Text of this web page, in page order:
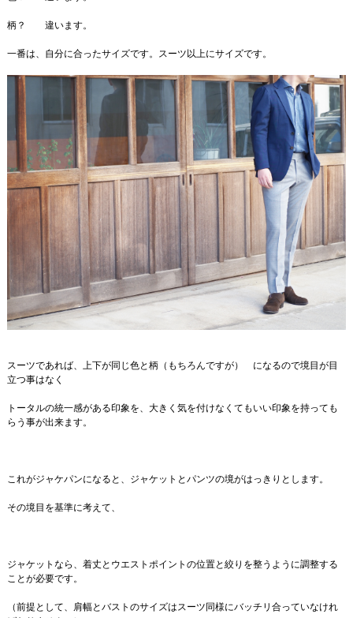
柄？ 違います。
一番は、自分に合ったサイズです。スーツ以上にサイズです。
スーツであれば、上下が同じ色と柄（もちろんですが） になるので境目が目
立つ事はなく
トータルの統一感がある印象を、大きく気を付けなくてもいい印象を持っても
らう事が出来ます。
これがジャケパンになると、ジャケットとパンツの境がはっきりとします。
その境目を基準に考えて、
ジャケットなら、着丈とウエストポイントの位置と絞りを整うように調整する
ことが必要です。
（前提として、肩幅とバストのサイズはスーツ同様にバッチリ合っていなけれ